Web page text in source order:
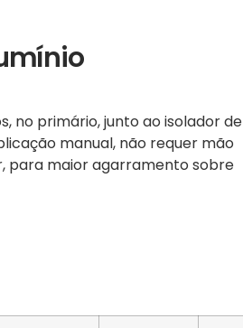
no primário, junto ao isolador de
manual, não requer mão
para maior agarramento sobre